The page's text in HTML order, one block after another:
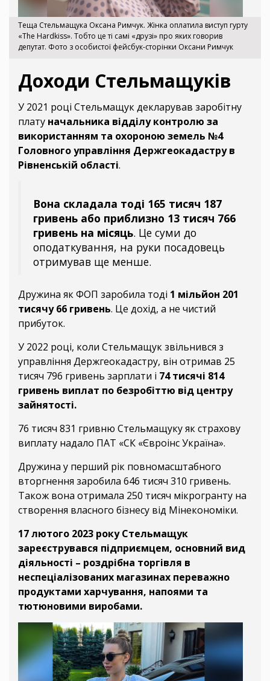
Теща Стельмащука Оксана Римчук. Жінка оплатила виступ гурту
«The Hardkiss». Тобто це ті самі «друзі» про яких говорив
депутат. Фото з особистої фейсбук-сторінки Оксани Римчук
Доходи Стельмащуків
У 2021 році Стельмащук декларував заробітну
плату начальника відділу контролю за
використанням та охороною земель №4
Головного управління Держгеокадастру в
Рівненській області.
Вона складала тоді 165 тисяч 187
гривень або приблизно 13 тисяч 766
гривень на місяць. Це суми до
оподаткування, на руки посадовець
отримував ще менше.
Дружина як ФОП заробила тоді 1 мільйон 201
тисячу 66 гривень. Це дохід, а не чистий
прибуток.
У 2022 році, коли Стельмащук звільнився з
управління Держгеокадастру, він отримав 25
тисяч 796 гривень зарплати і 74 тисячі 814
гривень виплат по безробіттю від центру
зайнятості.
76 тисяч 831 гривню Стельмащуку як страхову
виплату надало ПАТ «СК «Євроінс Україна».
Дружина у перший рік повномасштабного
вторгнення заробила 646 тисяч 310 гривень.
Також вона отримала 250 тисяч мікрогранту на
створення власного бізнесу від Мінекономіки.
17 лютого 2023 року Стельмащук
зареєструвався підприємцем, основний вид
діяльності – роздрібна торгівля в
неспеціалізованих магазинах переважно
продуктами харчування, напоями та
тютюновими виробами.